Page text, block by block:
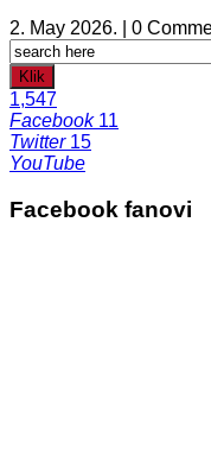
2. May 2026. | 0
Klik
1,547
Facebook 11
Twitter 15
YouTube
Facebook fanovi